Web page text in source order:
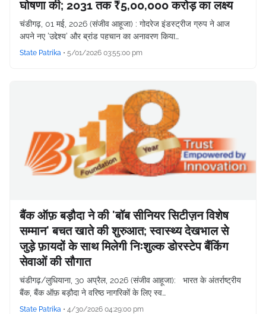
घोषणा की; 2031 तक ₹5,00,000 करोड़ का लक्ष्य
चंडीगढ़, 01 मई, 2026 (संजीव आहूजा) : गोदरेज इंडस्ट्रीज ग्रुप ने आज
अपने नए 'उद्देश्य' और ब्रांड पहचान का अनावरण किया…
State Patrika • 5/01/2026 03:55:00 pm
बैंक ऑफ़ बड़ौदा ने की 'बॉब सीनियर सिटीज़न विशेष
सम्मान' बचत खाते की शुरुआत; स्वास्थ्य देखभाल से
जुड़े फ़ायदों के साथ मिलेगी निःशुल्क डोरस्टेप बैंकिंग
सेवाओं की सौगात
चंडीगढ़/लुधियाना, 30 अप्रैल, 2026 (संजीव आहूजा): भारत के अंतर्राष्ट्रीय
बैंक, बैंक ऑफ़ बड़ौदा ने वरिष्ठ नागरिकों के लिए स्व…
State Patrika • 4/30/2026 04:29:00 pm